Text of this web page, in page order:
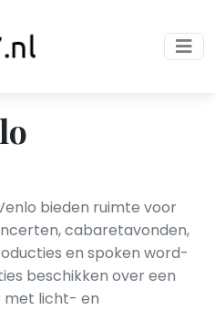
bieden ruimte voor
cabaretavonden,
en spoken word-
beschikken over een
met licht- en